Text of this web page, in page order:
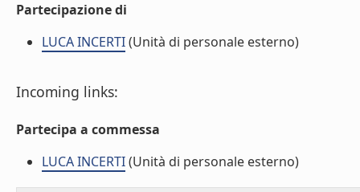
Partecipazione di
LUCA INCERTI(Unità di personale esterno)
Incoming links:
Partecipa a commessa
LUCA INCERTI(Unità di personale esterno)